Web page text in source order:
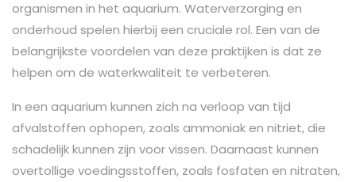
organismen in het aquarium. Waterverzorging en
onderhoud spelen hierbij een cruciale rol. Een van de
belangrijkste voordelen van deze praktijken is dat ze
helpen om de waterkwaliteit te verbeteren.
In een aquarium kunnen zich na verloop van tijd
afvalstoffen ophopen, zoals ammoniak en nitriet, die
schadelijk kunnen zijn voor vissen. Daarnaast kunnen
overtollige voedingsstoffen, zoals fosfaten en nitraten,